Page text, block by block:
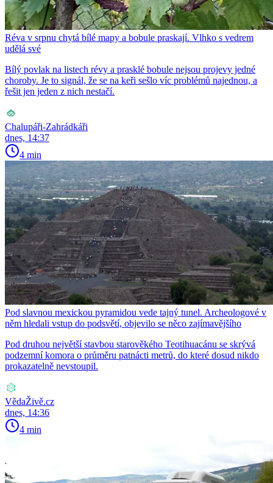
Réva v srpnu chytá bílé mapy a bobule praskají. Vlhko s vedrem
udělá své
Bílý povlak na listech révy a prasklé bobule nejsou projevy jedné
choroby. Je to signál, že se na keři sešlo víc problémů najednou, a
řešit jen jeden z nich nestačí.
Chalupáři-Zahrádkáři
dnes, 14:37
4 min
Pod slavnou mexickou pyramidou vede tajný tunel. Archeologové v
něm hledali vstup do podsvětí, objevilo se něco zajímavějšího
Pod druhou největší stavbou starověkého Teotihuacánu se skrývá
podzemní komora o průměru patnácti metrů, do které dosud nikdo
prokazatelně nevstoupil.
VědaŽivě.cz
dnes, 14:36
4 min